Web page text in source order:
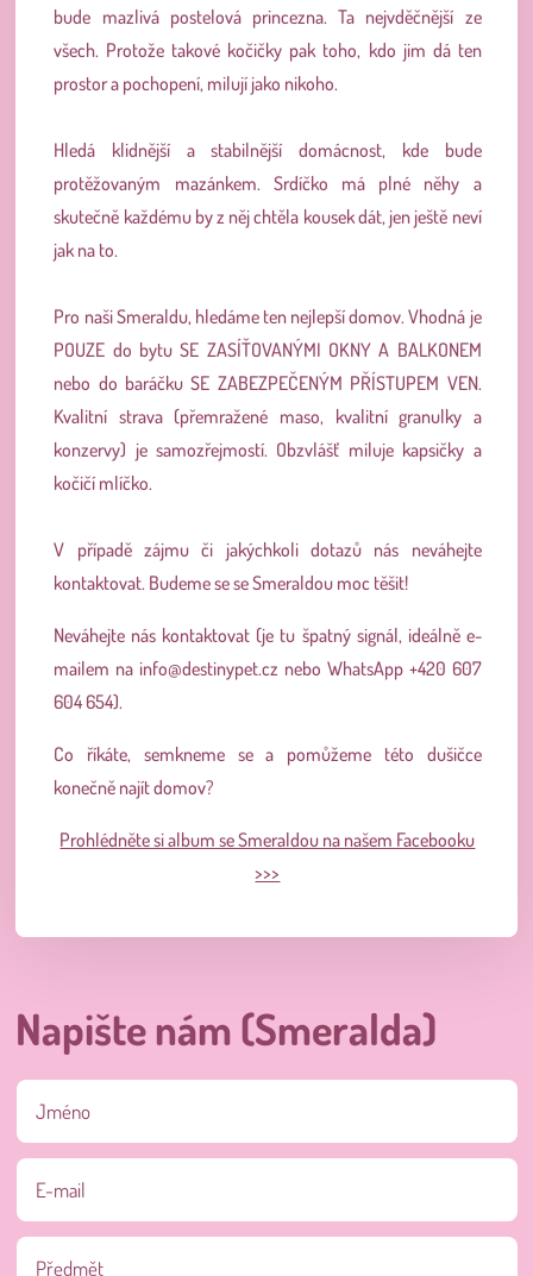
bude mazlivá postelová princezna. Ta nejvděčnější ze
všech. Protože takové kočičky pak toho, kdo jim dá ten
prostor a pochopení, milují jako nikoho.
Hledá klidnější a stabilnější domácnost, kde bude
protěžovaným mazánkem. Srdíčko má plné něhy a
skutečně každému by z něj chtěla kousek dát, jen ještě neví
jak na to.
Pro naši Smeraldu, hledáme ten nejlepší domov. Vhodná je
POUZE do bytu SE ZASÍŤOVANÝMI OKNY A BALKONEM
nebo do baráčku SE ZABEZPEČENÝM PŘÍSTUPEM VEN.
Kvalitní strava (přemražené maso, kvalitní granulky a
konzervy) je samozřejmostí. Obzvlášť miluje kapsičky a
kočičí mlíčko.
V případě zájmu či jakýchkoli dotazů nás neváhejte
kontaktovat. Budeme se se Smeraldou moc těšit!
Neváhejte nás kontaktovat (je tu špatný signál, ideálně e-
mailem na info@destinypet.cz nebo WhatsApp +420 607
604 654).
Co říkáte, semkneme se a pomůžeme této dušičce
konečně najít domov?
Prohlédněte si album se Smeraldou na našem Facebooku
>>>
Napište nám (Smeralda)